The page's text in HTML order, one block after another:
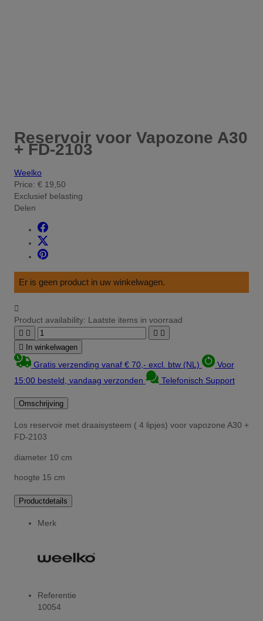
Reservoir voor Vapozone A30
+ FD-2103
Weelko
Price: € 19,50
Exclusief belasting
Delen
Er is geen product in uw winkelwagen.

Product availability: Laatste items in voorraad
   
 In winkelwagen
Gratis verzending vanaf € 70,- excl. btw (NL)
Voor
15:00 besteld, vandaag verzonden
Telefonisch Support
Omschrijving
Los reservoir met draaisysteem ( 4 lipjes) voor vapozone A30 +
FD-2103
diameter 10 cm
hoogte 15 cm
Productdetails
Merk
Referentie
10054